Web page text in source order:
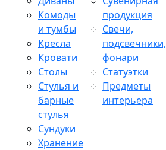
Комоды
и тумбы
Кресла
Кровати
Столы
Стулья и
барные
стулья
Сундуки
Хранение
продукция
Свечи,
подсвечники,
фонари
Статуэтки
Предметы
интерьера